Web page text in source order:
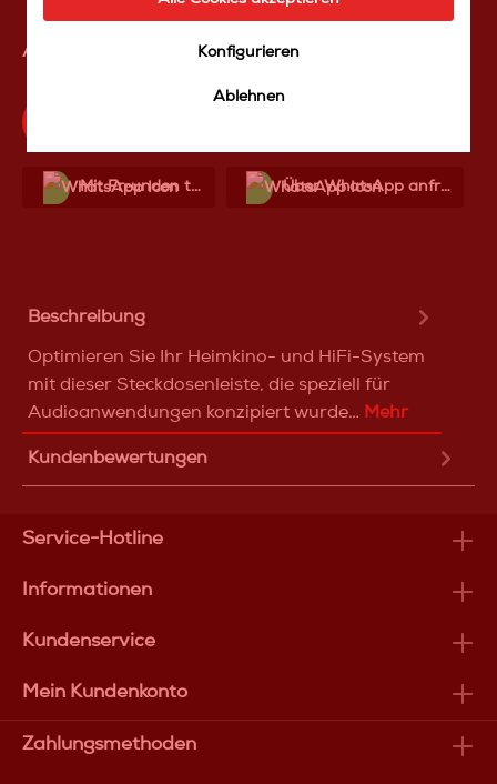
Artikelnummer: SW10193
Mit Frеunden teilen Über WhatѕApp anfragеn
Beschreibung
Optimieren Sie Ihr Heimkino- und HiFi-System
mit dieser Steckdosenleiste, die speziell für
Audioanwendungen konzipiert wurde… Mehr
Kundenbewertungen
Service-Hotline
Informationen
Kundenservice
Mein Kundenkonto
Zahlungsmethoden
Konfigurieren
Ablehnen